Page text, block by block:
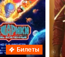
Билеты